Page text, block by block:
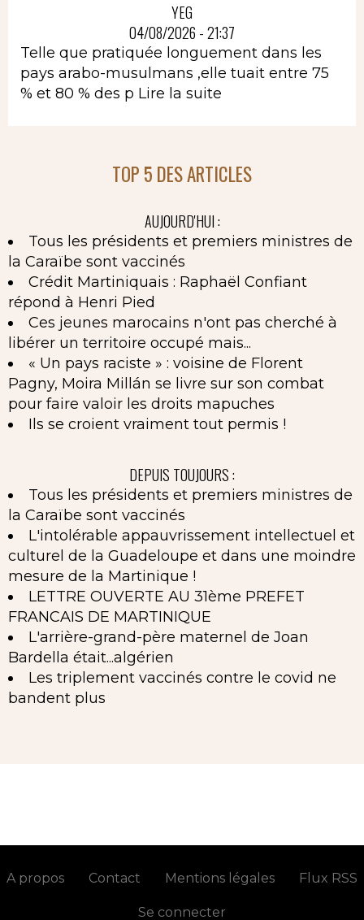
YEG
04/08/2026 - 21:37
Telle que pratiquée longuement dans les
pays arabo-musulmans ,elle tuait entre 75
% et 80 % des p Lire la suite
TOP 5 DES ARTICLES
AUJOURD'HUI :
Tous les présidents et premiers ministres de
la Caraïbe sont vaccinés
Crédit Martiniquais : Raphaël Confiant
répond à Henri Pied
Ces jeunes marocains n'ont pas cherché à
libérer un territoire occupé mais...
« Un pays raciste » : voisine de Florent
Pagny, Moira Millán se livre sur son combat
pour faire valoir les droits mapuches
Ils se croient vraiment tout permis !
DEPUIS TOUJOURS :
Tous les présidents et premiers ministres de
la Caraïbe sont vaccinés
L'intolérable appauvrissement intellectuel et
culturel de la Guadeloupe et dans une moindre
mesure de la Martinique !
LETTRE OUVERTE AU 31ème PREFET
FRANCAIS DE MARTINIQUE
L'arrière-grand-père maternel de Joan
Bardella était...algérien
Les triplement vaccinés contre le covid ne
bandent plus
A propos Contact Mentions légales Flux RSS
Se connecter